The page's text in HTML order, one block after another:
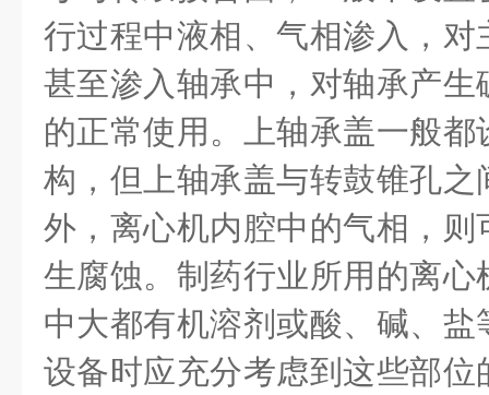
行过程中液相、气相渗入，
甚至渗入轴承中，对轴承产
的正常使用。上轴承盖一般
构，但上轴承盖与转鼓锥孔
外，离心机内腔中的气相，
生腐蚀。制药行业所用的离
中大都有机溶剂或酸、碱、
设备时应充分考虑到这些部